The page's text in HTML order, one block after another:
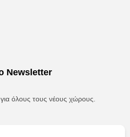
Newsletter
όλους τους νέους χώρους.